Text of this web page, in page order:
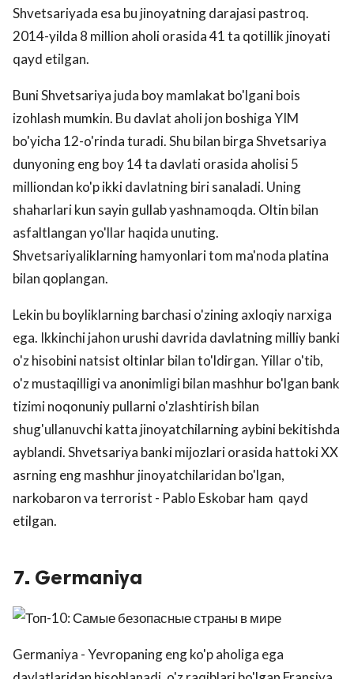
Shvetsariyada esa bu jinoyatning darajasi pastroq.
2014-yilda 8 million aholi orasida 41 ta qotillik jinoyati
qayd etilgan.
Buni Shvetsariya juda boy mamlakat bo'lgani bois
izohlash mumkin. Bu davlat aholi jon boshiga YIM
bo'yicha 12-o'rinda turadi. Shu bilan birga Shvetsariya
dunyoning eng boy 14 ta davlati orasida aholisi 5
milliondan ko'p ikki davlatning biri sanaladi. Uning
shaharlari kun sayin gullab yashnamoqda. Oltin bilan
asfaltlangan yo'llar haqida unuting.
Shvetsariyaliklarning hamyonlari tom ma'noda platina
bilan qoplangan.
Lekin bu boyliklarning barchasi o'zining axloqiy narxiga
ega. Ikkinchi jahon urushi davrida davlatning milliy banki
o'z hisobini natsist oltinlar bilan to'ldirgan. Yillar o'tib,
o'z mustaqilligi va anonimligi bilan mashhur bo'lgan bank
tizimi noqonuniy pullarni o'zlashtirish bilan
shug'ullanuvchi katta jinoyatchilarning aybini bekitishda
ayblandi. Shvetsariya banki mijozlari orasida hattoki XX
asrning eng mashhur jinoyatchilaridan bo'lgan,
narkobaron va terrorist - Pablo Eskobar ham qayd
etilgan.
7. Germaniya
Germaniya - Yevropaning eng ko'p aholiga ega